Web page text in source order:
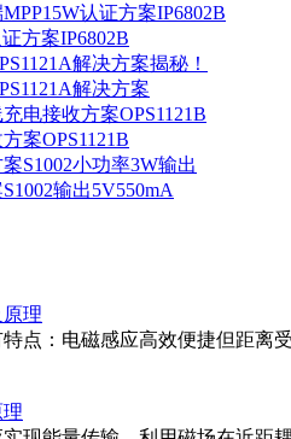
方案IP6802B
解决方案
案OPS1121B
输出5V550mA
理
点：电磁感应高效便捷但距离